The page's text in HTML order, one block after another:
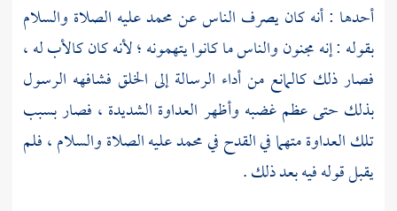
أحدها : أنه كان يصرف الناس عنمحمدعليه الصلاة والسلام
بقوله : إنه مجنون والناس ما كانوا يتهمونه ؛ لأنه كان كالأب له ،
فصار ذلك كالمانع من أداء الرسالة إلى الخلق فشافهه الرسول
بذلك حتى عظم غضبه وأظهر العداوة الشديدة ، فصار بسبب
تلك العداوة متهما في القدح فيمحمدعليه الصلاة والسلام ، فلم
يقبل قوله فيه بعد ذلك .